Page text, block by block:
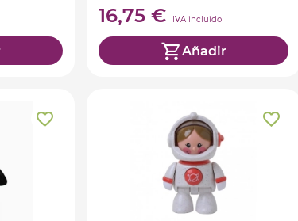
16,75 € IVA incluido
Añadir